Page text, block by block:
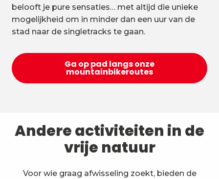
belooft je pure sensaties… met altijd die unieke
mogelijkheid om in minder dan een uur van de
stad naar de singletracks te gaan.
Ga op pad langs onze
mountainbikeroutes
Andere activiteiten in de
vrije natuur
Voor wie graag afwisseling zoekt, bieden de